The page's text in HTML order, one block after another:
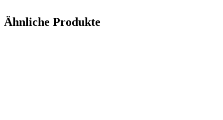
Ähnliche Produkte